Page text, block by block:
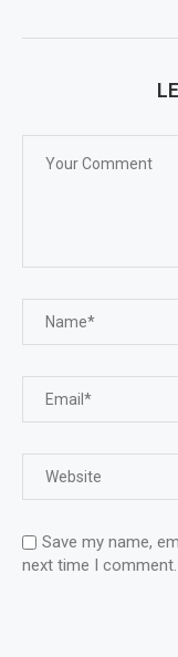
Save my name,
next time I comment.